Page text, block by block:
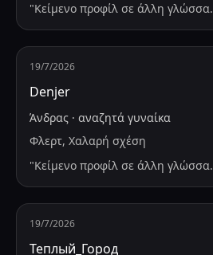
"Κείμενο προφίλ σε άλλη γλώσσα.
19/7/2026
Denjer
Άνδρας · αναζητά γυναίκα
Φλερτ, Χαλαρή σχέση
"Κείμενο προφίλ σε άλλη γλώσσα.
19/7/2026
Теплый_Город